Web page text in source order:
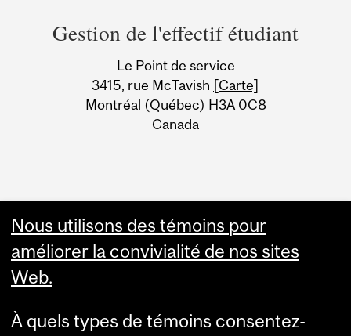
and
University
Information
Gestion de l'effectif étudiant
Le Point de service
3415, rue McTavish [Carte]
Montréal (Québec) H3A 0C8
Canada
Nous utilisons des témoins pour
améliorer la convivialité de nos sites
Web.
À quels types de témoins consentez-